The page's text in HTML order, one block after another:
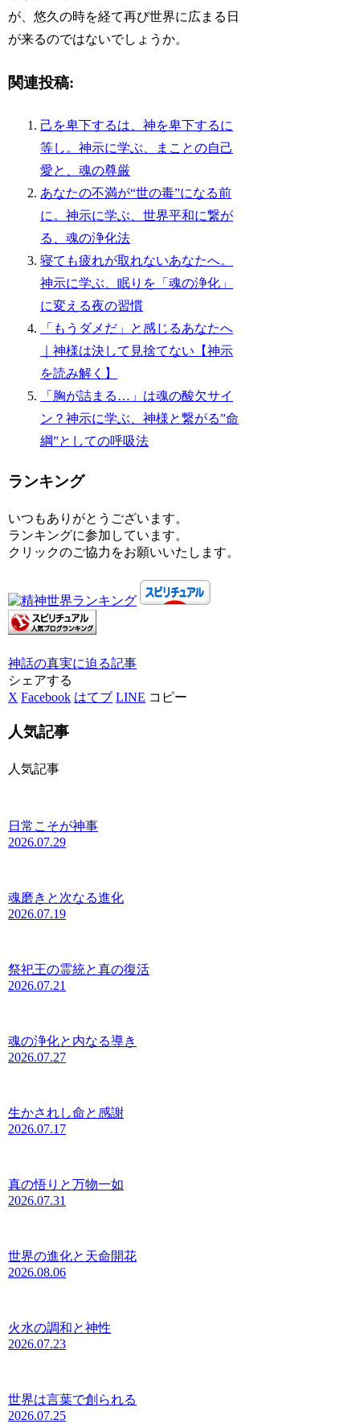
が、悠久の時を経て再び世界に広まる日
が来るのではないでしょうか。
関連投稿:
己を卑下するは、神を卑下するに
等し。神示に学ぶ、まことの自己
愛と、魂の尊厳
あなたの不満が“世の毒”になる前
に。神示に学ぶ、世界平和に繋が
る、魂の浄化法
寝ても疲れが取れないあなたへ。
神示に学ぶ、眠りを「魂の浄化」
に変える夜の習慣
「もうダメだ」と感じるあなたへ
｜神様は決して見捨てない【神示
を読み解く】
「胸が詰まる…」は魂の酸欠サイ
ン？神示に学ぶ、神様と繋がる”命
綱”としての呼吸法
ランキング
いつもありがとうございます。
ランキングに参加しています。
クリックのご協力をお願いいたします。
神話の真実に迫る記事
シェアする
X Facebook はてブ LINE コピー
人気記事
人気記事
日常こそが神事
2026.07.29
魂磨きと次なる進化
2026.07.19
祭祀王の霊統と真の復活
2026.07.21
魂の浄化と内なる導き
2026.07.27
生かされし命と感謝
2026.07.17
真の悟りと万物一如
2026.07.31
世界の進化と天命開花
2026.08.06
火水の調和と神性
2026.07.23
世界は言葉で創られる
2026.07.25